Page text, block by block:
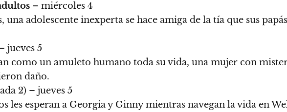
– miércoles 4
una adolescente inexperta se hace amiga de la tía que sus
jueves 5
como un amuleto humano toda su vida, una mujer con
daño.
2) – jueves 5
les esperan a Georgia y Ginny mientras navegan la vida en